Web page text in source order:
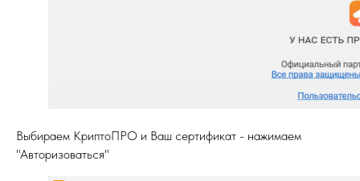
Выбираем КриптоПРО и Ваш сертификат - нажимаем
"Авторизоваться"